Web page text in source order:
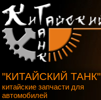
"КИТАЙСКИЙ ТАНК"
китайские запчасти для
автомобилей